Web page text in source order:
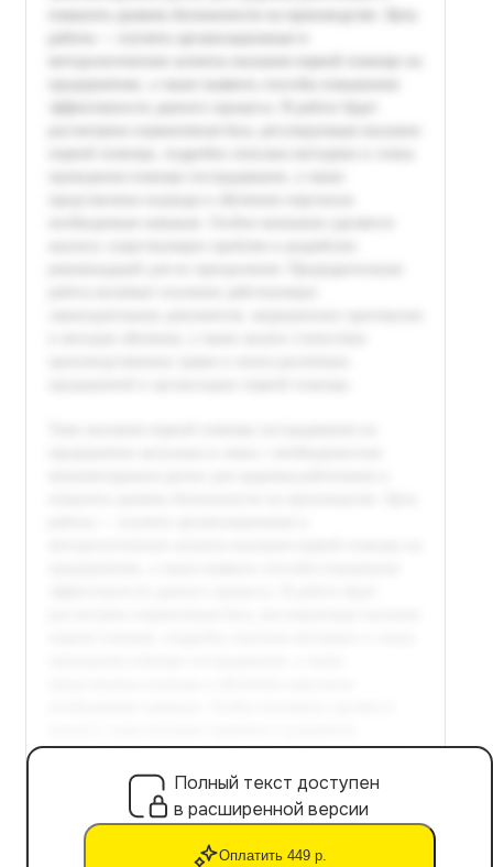
Полный текст доступен
в расширенной версии
Оплатить 449 р.